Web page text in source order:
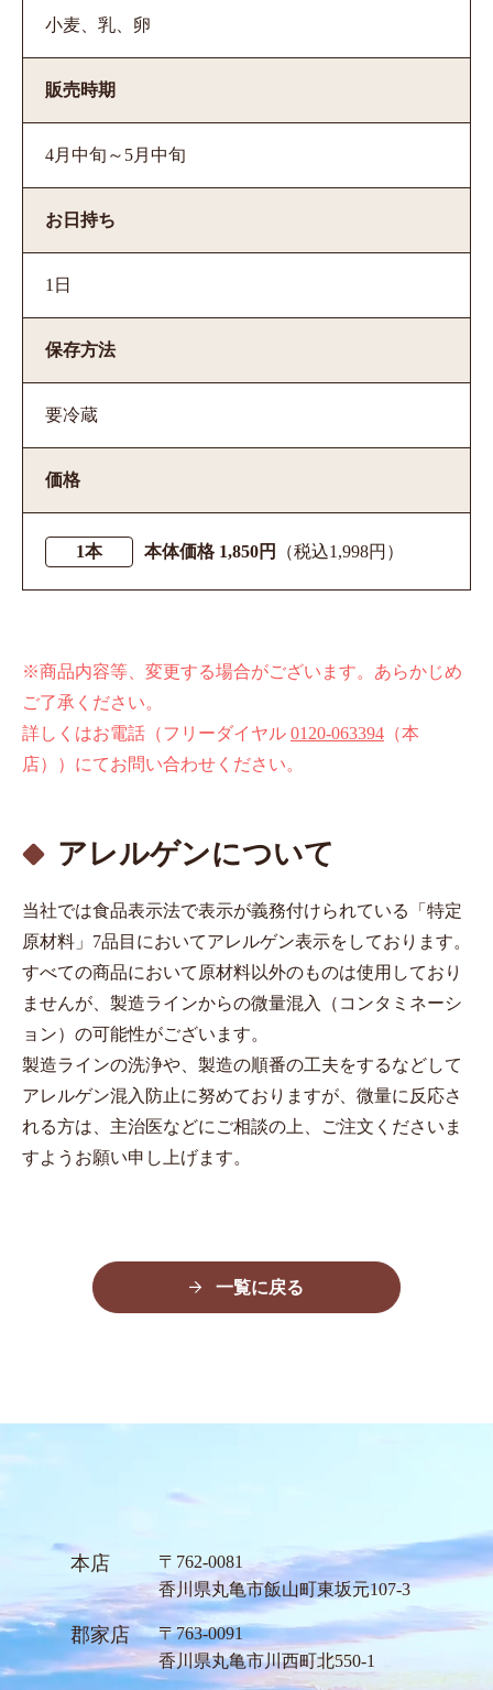
小麦、乳、卵
販売時期
4月中旬～5月中旬
お日持ち
1日
保存方法
要冷蔵
価格
1本 本体価格 1,850円 （税込1,998円）
※商品内容等、変更する場合がございます。あらかじめ
ご了承ください。
詳しくはお電話（フリーダイヤル 0120-063394 （本
店））にてお問い合わせください。
アレルゲンについて
当社では⾷品表⽰法で表⽰が義務付けられている「特定
原材料」7品⽬においてアレルゲン表⽰をしております。
すべての商品において原材料以外のものは使⽤しており
ませんが、製造ラインからの微量混⼊（コンタミネーシ
ョン）の可能性がございます。
製造ラインの洗浄や、製造の順番の⼯夫をするなどして
アレルゲン混⼊防⽌に努めておりますが、微量に反応さ
れる⽅は、主治医などにご相談の上、ご注⽂くださいま
すようお願い申し上げます。
一覧に戻る
本店
〒762-0081
⾹川県丸⻲市飯⼭町東坂元107-3
郡家店
〒763-0091
⾹川県丸⻲市川⻄町北550-1